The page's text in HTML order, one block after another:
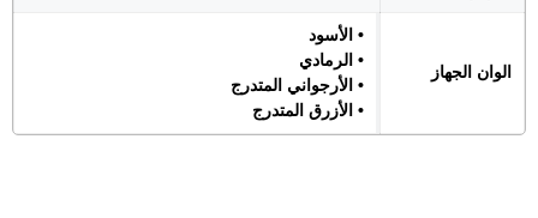
الوان الجهاز
• الأسود
• الرمادي
• الأرجواني المتدرج
• الأزرق المتدرج